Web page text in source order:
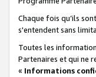
Chaque fois qu’ils
s'entendent sans
Toutes les
Partenaires et qui ne
« Informations